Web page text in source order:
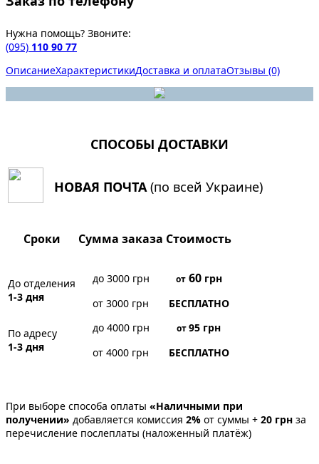
Нужна помощь? Звоните:
(095) 110 90 77
ОписаниеХарактеристикиДоставка и оплатаОтзывы (0)
СПОСОБЫ ДОСТАВКИ
НОВАЯ ПОЧТА(по всей Украине)
Сроки Сумма заказа Стоимость
До отделения
1-3 дня
до 3000 грн от60грн
от 3000 грн
БЕСПЛАТНО
По адресу
1-3 дня
до 4000 грн от95 грн
от 4000 грн
БЕСПЛАТНО
При выборе способа оплаты «Наличными при
получении» добавляется комиссия 2% от суммы + 20 грн за
перечисление послеплаты (наложенный платёж)